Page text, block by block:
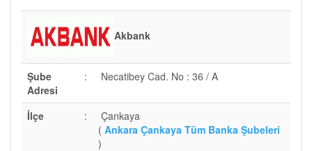
Akbank
Şube
Adresi
: Necatibey Cad. No : 36 / A
İlçe :
Çankaya
( Ankara Çankaya Tüm Banka Şubeleri
)